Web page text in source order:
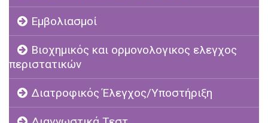
Εμβολιασμοί
Βιοχημικός και ορμονολογικος ελεγχος
περιστατικών
Διατροφικός Έλεγχος/Υποστήριξη